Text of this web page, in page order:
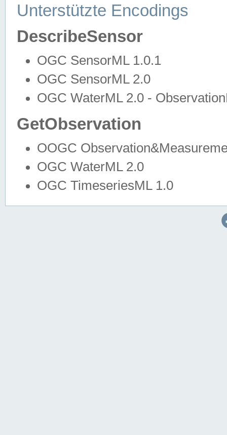
Unterstützte Encodings
DescribeSensor
OGC SensorML 1.0.1
OGC SensorML 2.0
OGC WaterML 2.0 -
GetObservation
OOGC
OGC WaterML 2.0
OGC TimeseriesML 1.0